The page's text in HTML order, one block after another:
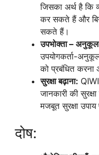
जिसका अर्थ है कि
कर सकते हैं और
सकते हैं।
उपभोक्ता –
उपयोगकर्ता-
को प्रबंधित करना
सुरक्षा बढ़ाना:
जानकारी की
मजबूत सुरक्षा
दोष: